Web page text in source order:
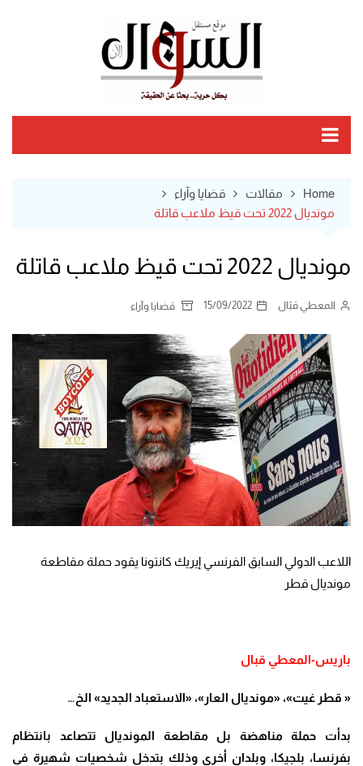
Home مقالات
قضايا وآراء
مونديال 2022 تحت قيظ ملاعب قاتلة
مونديال 2022 تحت قيظ ملاعب قاتلة
المعطي قبّال 15/09/2022 قضايا وآراء
اللاعب الدولي السابق الفرنسي إيريك كانتونا يقود حملة مقاطعة
مونديال قطر
باريس-المعطي قبال
« قطر غيت»، «مونديال العار»، «الاستعباد الجديد» الخ…
بدأت حملة مناهضة بل مقاطعة المونديال تتصاعد بانتظام
بفرنسا، بلجيكا، وبلدان أخرى وذلك بتدخل شخصيات شهيرة في